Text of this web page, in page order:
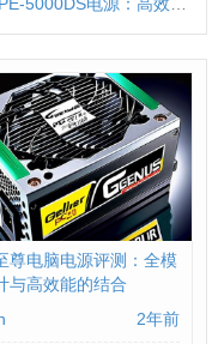
尊电脑电源评测：全模
与高效能的结合
2年前